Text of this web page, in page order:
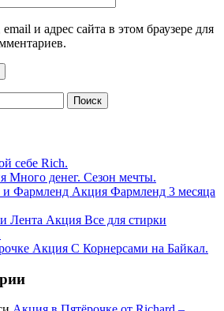
и адрес сайта в этом браузере для
себе Rich.
Много денег. Сезон мечты.
и Фармленд Акция Фармленд 3 месяца
Лента Акция Все для стирки
Акция С Корнерсами на Байкал.